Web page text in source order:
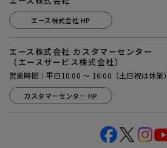
エース株式会社 HP
エース株式会社 カスタマーセンター
（エースサービス株式会社）
営業時間：平日10:00 ～ 16:00（土日祝は休業）
カスタマーセンター HP